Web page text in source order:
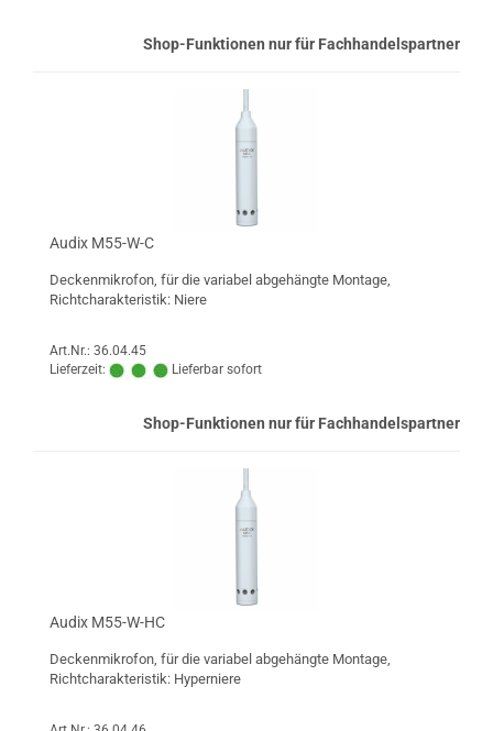
Shop-Funktionen nur für Fachhandelspartner
Audix M55-W-C
Deckenmikrofon, für die variabel abgehängte Montage,
Richtcharakteristik: Niere
Art.Nr.: 36.04.45
Lieferzeit:
Lieferbar sofort
Shop-Funktionen nur für Fachhandelspartner
Audix M55-W-HC
Deckenmikrofon, für die variabel abgehängte Montage,
Richtcharakteristik: Hyperniere